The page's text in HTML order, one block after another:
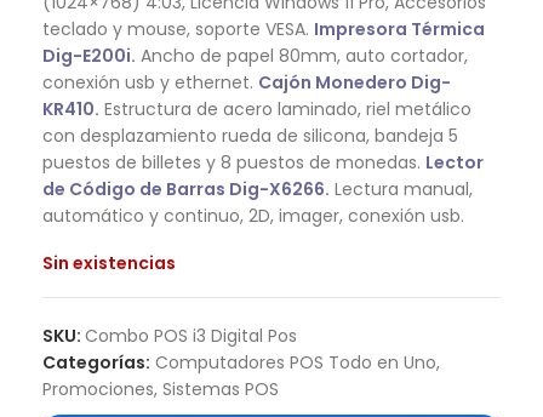
teclado y mouse, soporte VESA. Impresora Térmica
Dig-E200i. Ancho de papel 80mm, auto cortador,
conexión usb y ethernet. Cajón Monedero Dig-
KR410. Estructura de acero laminado, riel metálico
con desplazamiento rueda de silicona, bandeja 5
puestos de billetes y 8 puestos de monedas. Lector
de Código de Barras Dig-X6266. Lectura manual,
automático y continuo, 2D, imager, conexión usb.
Sin existencias
SKU: Combo POS i3 Digital Pos
Categorías: Computadores POS Todo en Uno,
Promociones, Sistemas POS